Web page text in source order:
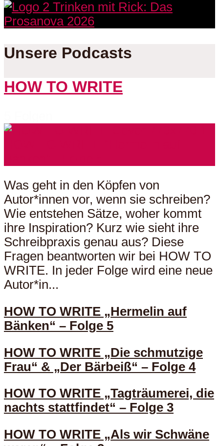
Unsere Podcasts
HOW TO WRITE
Was geht in den Köpfen von
Autor*innen vor, wenn sie schreiben?
Wie entstehen Sätze, woher kommt
ihre Inspiration? Kurz wie sieht ihre
Schreibpraxis genau aus? Diese
Fragen beantworten wir bei HOW TO
WRITE. In jeder Folge wird eine neue
Autor*in...
HOW TO WRITE „Hermelin auf
Bänken“ – Folge 5
HOW TO WRITE „Die schmutzige
Frau“ & „Der Bärbeiß“ – Folge 4
HOW TO WRITE „Tagträumerei, die
nachts stattfindet“ – Folge 3
HOW TO WRITE „Als wir Schwäne